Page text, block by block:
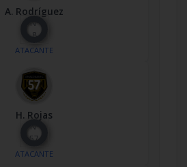
A. Rodríguez
Nº
8
ATACANTE
H. Rojas
Nº
57
ATACANTE